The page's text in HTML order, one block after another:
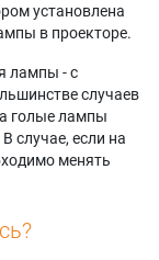
установлена
в проекторе.
лампы - с
случаев
голые лампы
случае, если на
менять